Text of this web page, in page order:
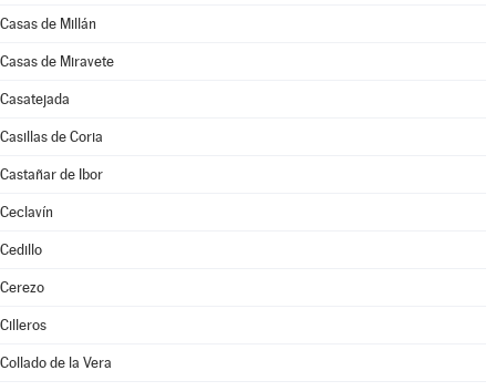
Casas de Millán
Casas de Miravete
Casatejada
Casillas de Coria
Castañar de Ibor
Ceclavín
Cedillo
Cerezo
Cilleros
Collado de la Vera